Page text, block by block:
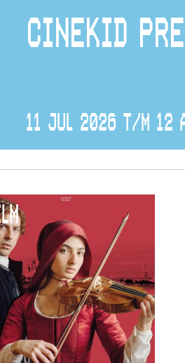
CINEKID
11 JUL 2026 T/M 12